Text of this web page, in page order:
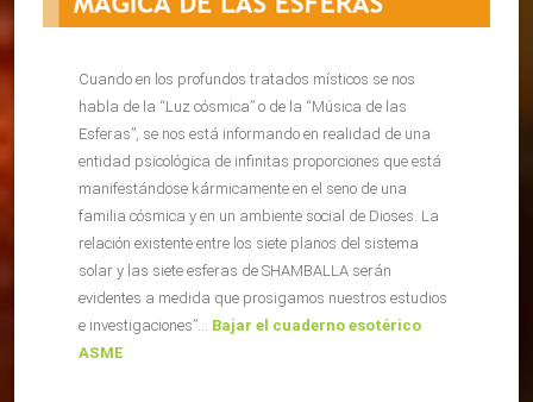
Cuando en los profundos tratados místicos se nos
habla de la “Luz cósmica” o de la “Música de las
Esferas”, se nos está informando en realidad de una
entidad psicológica de infinitas proporciones que está
manifestándose kármicamente en el seno de una
familia cósmica y en un ambiente social de Dioses. La
relación existente entre los siete planos del sistema
solar y las siete esferas de SHAMBALLA serán
evidentes a medida que prosigamos nuestros estudios
e investigaciones”… Bajar el cuaderno esotérico
ASME